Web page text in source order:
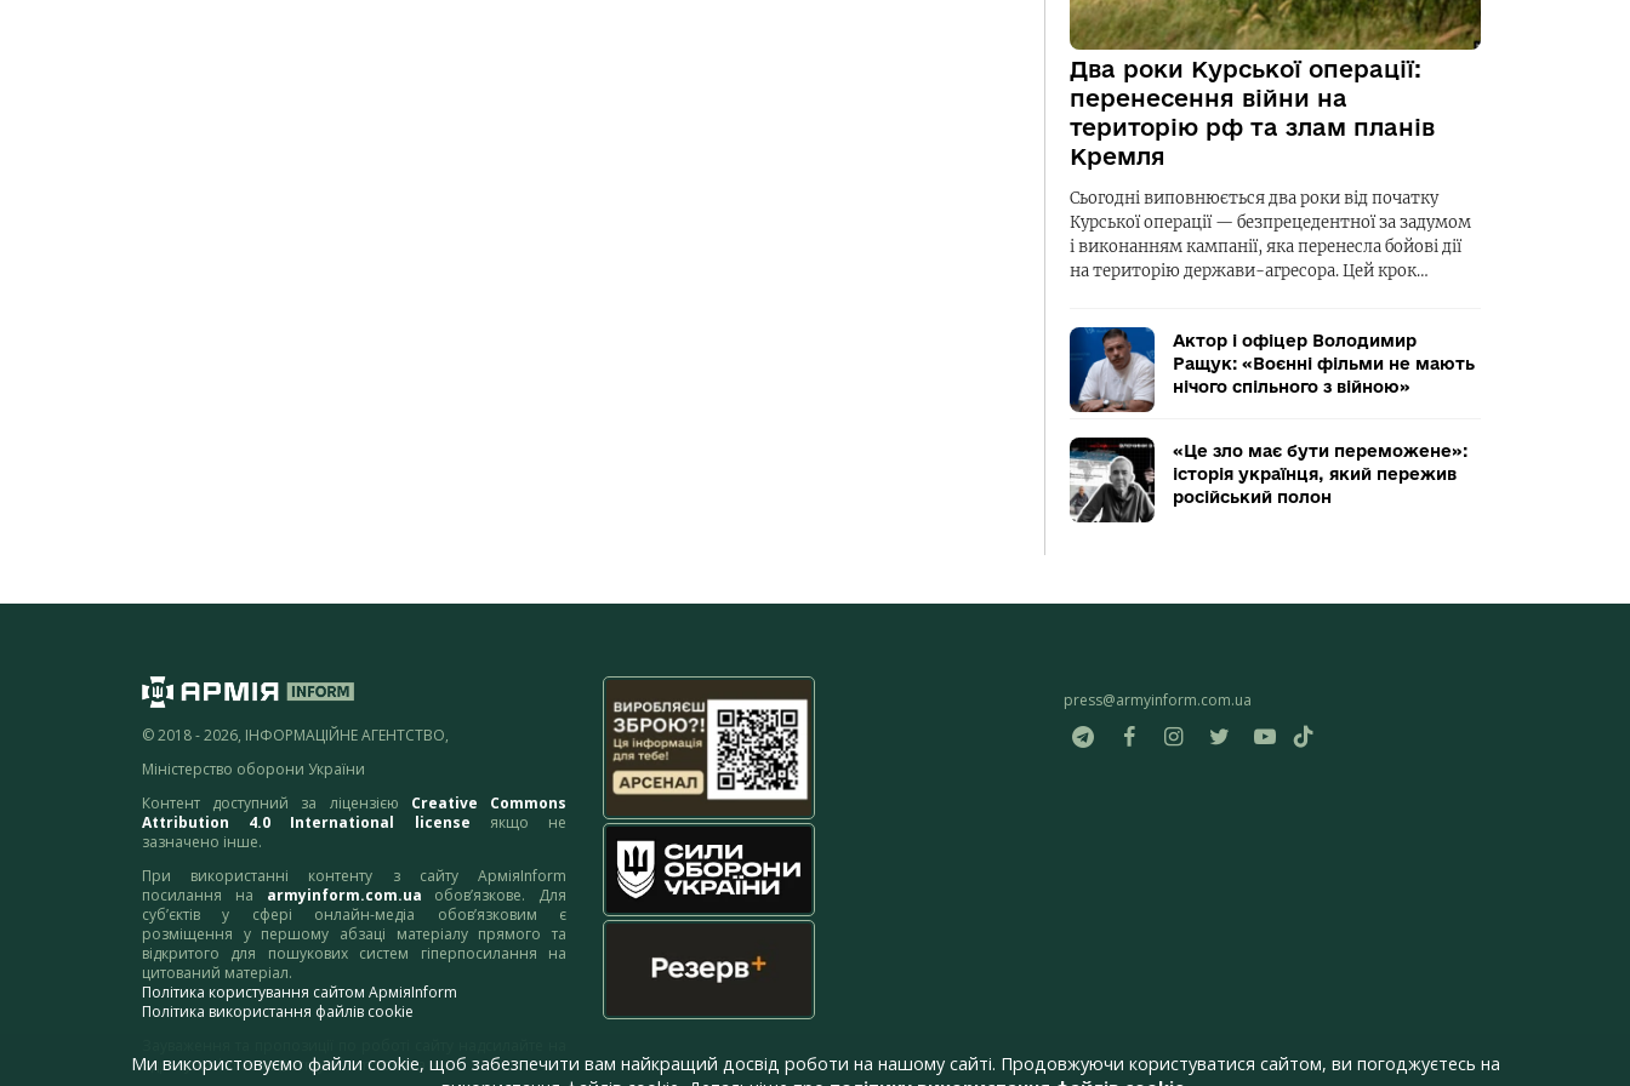
Два роки Курської операції:
перенесення війни на
територію рф та злам планів
Кремля
Сьогодні виповнюється два роки від початку
Курської операції — безпрецедентної за задумом
і виконанням кампанії, яка перенесла бойові дії
на територію держави-агресора. Цей крок…
Актор і офіцер Володимир
Ращук: «Воєнні фільми не мають
нічого спільного з війною»
«Це зло має бути переможене»:
історія українця, який пережив
російський полон
© 2018 - 2026, ІНФОРМАЦІЙНЕ АГЕНТСТВО,
Міністерство оборони України
Контент доступний за ліцензією Creative Commons
Attribution 4.0 International license якщо не
зазначено інше.
При використанні контенту з сайту АрміяInform
посилання на armyinform.com.ua обов’язкове. Для
суб’єктів у сфері онлайн-медіа обов’язковим є
розміщення у першому абзаці матеріалу прямого та
відкритого для пошукових систем гіперпосилання на
цитований матеріал.
Політика користування сайтом АрміяInform
Політика використання файлів cookie
адресу:webmaster@armyinform.com.ua
press@armyinform.com.ua
Ми використовуємо файли cookie, щоб забезпечити вам найкращий досвід роботи на нашому сайті. Продовжуючи користуватися сайтом, ви погоджуєтесь на